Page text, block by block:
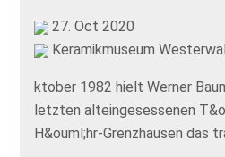
27. Oct 2020
Keramikmuseum
ktober 1982 hielt Werner
letzten alteingesessenen
H&ouml;hr-Grenzhausen das